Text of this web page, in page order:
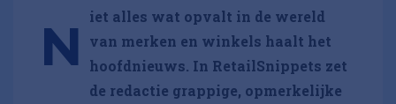
N
iet alles wat opvalt in de wereld
van merken en winkels haalt het
hoofdnieuws. In RetailSnippets zet
de redactie grappige, opmerkelijke